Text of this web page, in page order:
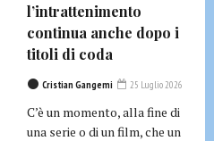
l’intrattenimento
continua anche dopo i
titoli di coda
Cristian Gangemi 25 Luglio 2026
C’è un momento, alla fine di
una serie o di un film, che un